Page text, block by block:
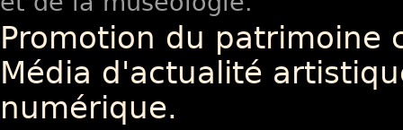
Promotion du patrimoine
Média d'actualité
numérique.